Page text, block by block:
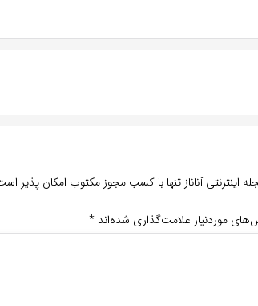
آناناز تنها با کسب مجوز مکتوب امکان پذیر
موردنیاز علامت‌گذاری شده‌اند *